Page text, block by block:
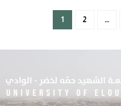
1 2 …